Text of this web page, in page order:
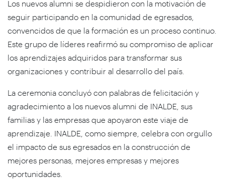
Los nuevos alumni se despidieron con la motivación de
seguir participando en la comunidad de egresados,
convencidos de que la formación es un proceso continuo.
Este grupo de líderes reafirmó su compromiso de aplicar
los aprendizajes adquiridos para transformar sus
organizaciones y contribuir al desarrollo del país.
La ceremonia concluyó con palabras de felicitación y
agradecimiento a los nuevos alumni de INALDE, sus
familias y las empresas que apoyaron este viaje de
aprendizaje. INALDE, como siempre, celebra con orgullo
el impacto de sus egresados en la construcción de
mejores personas, mejores empresas y mejores
oportunidades.